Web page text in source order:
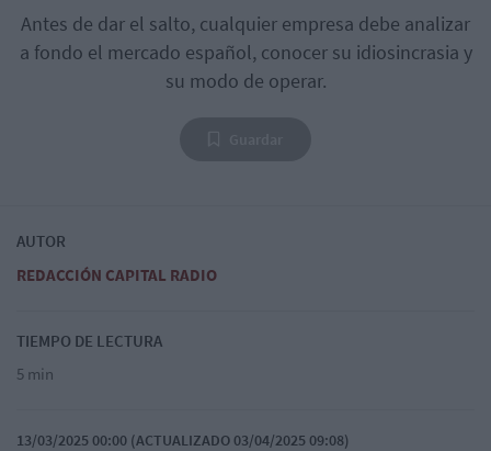
Antes de dar el salto, cualquier empresa debe analizar
a fondo el mercado español, conocer su idiosincrasia y
su modo de operar.
AUTOR
REDACCIÓN CAPITAL RADIO
TIEMPO DE LECTURA
5 min
13/03/2025 00:00 (ACTUALIZADO 03/04/2025 09:08)